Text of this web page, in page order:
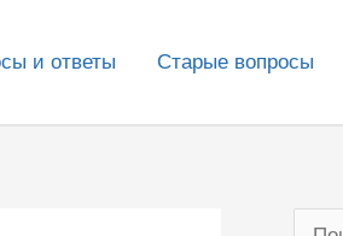
и ответы Старые вопросы